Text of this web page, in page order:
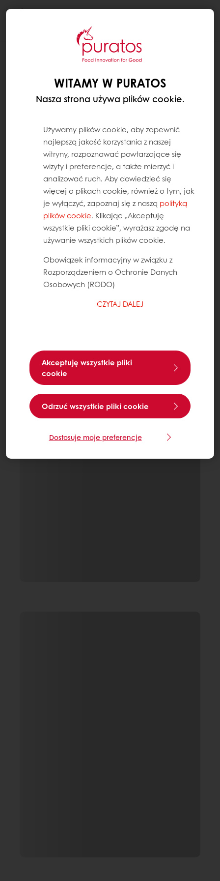
WITAMY W PURATOS
Nasza strona używa plików cookie.
Używamy plików cookie, aby zapewnić
najlepszą jakość korzystania z naszej
witryny, rozpoznawać powtarzające się
wizyty i preferencje, a także mierzyć i
analizować ruch. Aby dowiedzieć się
więcej o plikach cookie, również o tym, jak
je wyłączyć, zapoznaj się z naszą polityką
plików cookie. Klikając „Akceptuję
wszystkie pliki cookie”, wyrażasz zgodę na
używanie wszystkich plików cookie.
Obowiązek informacyjny w związku z
Rozporządzeniem o Ochronie Danych
Osobowych (RODO)
CZYTAJ DALEJ
Akceptuję wszystkie pliki
cookie
Odrzuć wszystkie pliki cookie
Dostosuje moje preferencje